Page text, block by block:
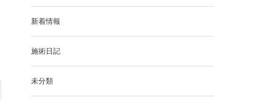
新着情報
施術日記
未分類